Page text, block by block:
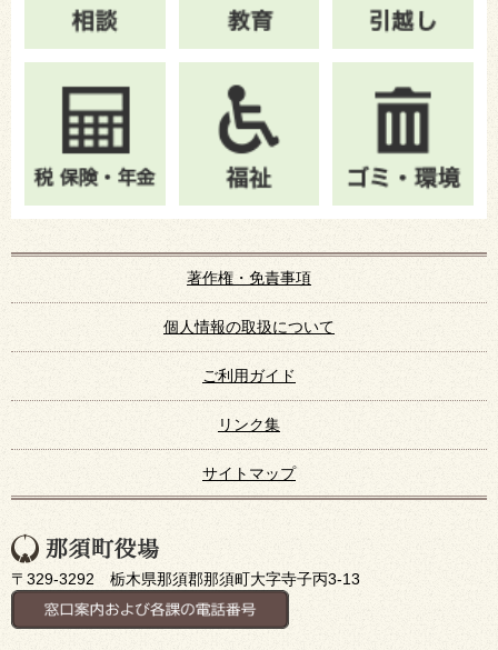
著作権・免責事項
個人情報の取扱について
ご利用ガイド
リンク集
サイトマップ
〒329-3292 栃木県那須郡那須町大字寺子丙3-13